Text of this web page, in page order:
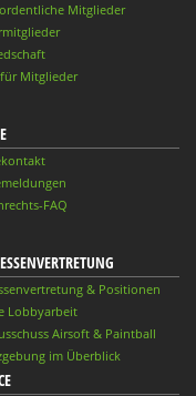
Mitglieder
Mitglieder
FAQ
& Positionen
Lobbyarbeit
Airsoft & Paintball
im Überblick